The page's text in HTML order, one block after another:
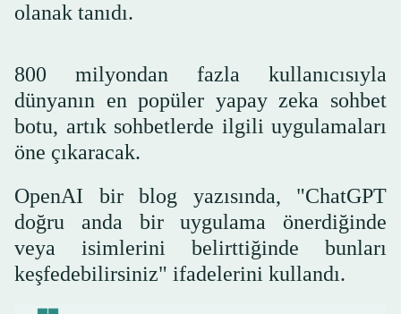
olanak tanıdı.
800 milyondan fazla kullanıcısıyla
dünyanın en popüler yapay zeka sohbet
botu, artık sohbetlerde ilgili uygulamaları
öne çıkaracak.
OpenAI bir blog yazısında, "ChatGPT
doğru anda bir uygulama önerdiğinde
veya isimlerini belirttiğinde bunları
keşfedebilirsiniz" ifadelerini kullandı.